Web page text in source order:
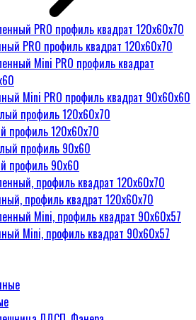
PRO профиль квадрат 120х60х70
Mini PRO профиль квадрат 90х60х60
профиль 120х60х70
профиль 90х60
профиль квадрат 120х60х70
Mini, профиль квадрат 90х60х57